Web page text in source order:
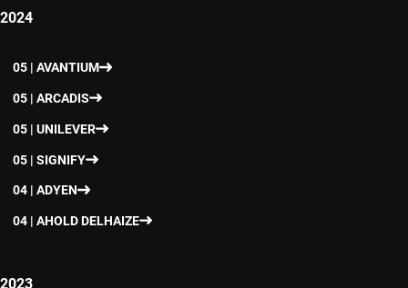
2024
05 | AVANTIUM
05 | ARCADIS
05 | UNILEVER
05 | SIGNIFY
04 | ADYEN
04 | AHOLD DELHAIZE
2023